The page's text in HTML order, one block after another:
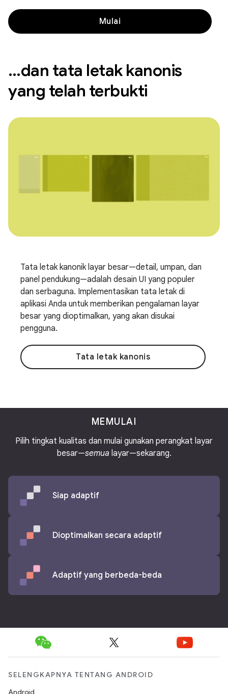
Mulai
…dan tata letak kanonis
yang telah terbukti
Tata letak kanonik layar besar—detail, umpan, dan
panel pendukung—adalah desain UI yang populer
dan serbaguna. Implementasikan tata letak di
aplikasi Anda untuk memberikan pengalaman layar
besar yang dioptimalkan, yang akan disukai
pengguna.
Tata letak kanonis
MEMULAI
Pilih tingkat kualitas dan mulai gunakan perangkat layar
besar—semua layar—sekarang.
Siap adaptif
Dioptimalkan secara adaptif
Adaptif yang berbeda-beda
SELENGKAPNYA TENTANG ANDROID
Android